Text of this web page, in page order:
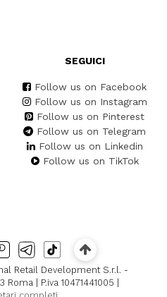
SEGUICI
Follow us on Facebook
Follow us on Instagram
Follow us on Pinterest
Follow us on Telegram
Follow us on Linkedin
Follow us on TikTok
Retail Development S.r.l. -
Roma | P.iva 10471441005 |